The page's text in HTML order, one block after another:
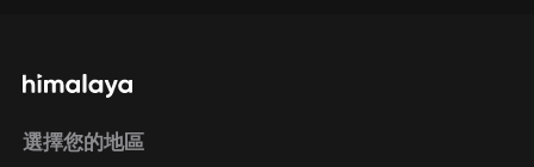
選擇您的地區